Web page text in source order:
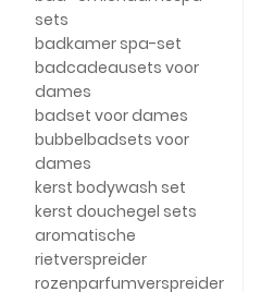
sets
badkamer spa-set
badcadeausets voor
dames
badset voor dames
bubbelbadsets voor
dames
kerst bodywash set
kerst douchegel sets
aromatische
rietverspreider
rozenparfumverspreider